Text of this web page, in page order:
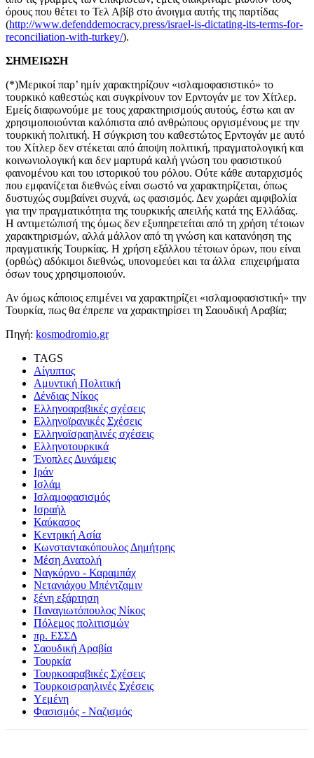
όρους που θέτει το Τελ Αβίβ στο άνοιγμα αυτής της παρτίδας
(http://www.defenddemocracy.press/israel-is-dictating-its-terms-for-
reconciliation-with-turkey/).
ΣΗΜΕΙΩΣΗ
(*)Μερικοί παρ’ ημίν χαρακτηρίζουν «ισλαμοφασιστικό» το
τουρκικό καθεστώς και συγκρίνουν τον Ερντογάν με τον Χίτλερ.
Εμείς διαφωνούμε με τους χαρακτηρισμούς αυτούς, έστω και αν
χρησιμοποιούνται καλόπιστα από ανθρώπους οργισμένους με την
τουρκική πολιτική. Η σύγκριση του καθεστώτος Ερντογάν με αυτό
του Χίτλερ δεν στέκεται από άποψη πολιτική, πραγματολογική και
κοινωνιολογική και δεν μαρτυρά καλή γνώση του φασιστικού
φαινομένου και του ιστορικού του ρόλου. Ούτε κάθε αυταρχισμός
που εμφανίζεται διεθνώς είναι σωστό να χαρακτηρίζεται, όπως
δυστυχώς συμβαίνει συχνά, ως φασισμός. Δεν χωράει αμφιβολία
για την πραγματικότητα της τουρκικής απειλής κατά της Ελλάδας.
Η αντιμετώπισή της όμως δεν εξυπηρετείται από τη χρήση τέτοιων
χαρακτηρισμών, αλλά μάλλον από τη γνώση και κατανόηση της
πραγματικής Τουρκίας. Η χρήση εξάλλου τέτοιων όρων, που είναι
(ορθώς) αδόκιμοι διεθνώς, υπονομεύει και τα άλλα επιχειρήματα
όσων τους χρησιμοποιούν.
Αν όμως κάποιος επιμένει να χαρακτηρίζει «ισλαμοφασιστική» την
Τουρκία, πως θα έπρεπε να χαρακτηρίσει τη Σαουδική Αραβία;
Πηγή: kosmodromio.gr
TAGS
Αίγυπτος
Αμυντική Πολιτική
Δένδιας Νίκος
Ελληνοαραβικές σχέσεις
Ελληνοϊρανικές Σχέσεις
Ελληνοϊσραηλινές σχέσεις
Ελληνοτουρκικά
Ένοπλες Δυνάμεις
Ιράν
Ισλάμ
Ισλαμοφασισμός
Ισραήλ
Καύκασος
Κεντρική Ασία
Κωνσταντακόπουλος Δημήτρης
Μέση Ανατολή
Ναγκόρνο - Καραμπάχ
Νετανιάχου Μπέντζαμιν
ξένη εξάρτηση
Παναγιωτόπουλος Νίκος
Πόλεμος πολιτισμών
πρ. ΕΣΣΔ
Σαουδική Αραβία
Τουρκία
Τουρκοαραβικές Σχέσεις
Τουρκοισραηλινές Σχέσεις
Υεμένη
Φασισμός - Ναζισμός